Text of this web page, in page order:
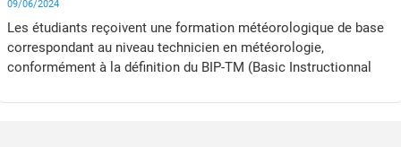
09/06/2024
Les étudiants reçoivent une formation météorologique de base
correspondant au niveau technicien en météorologie,
conformément à la définition du BIP-TM (Basic Instructionnal
1083 de l’Organisation mondiale de la météorologie (OMM).